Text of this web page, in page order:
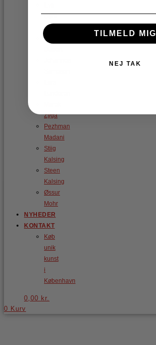
Dahl
Angaard
Gonzalo
Zyga
Pezhman
Madani
Stiig
Kalsing
Steen
Kalsing
Øssur
Mohr
NYHEDER
KONTAKT
Køb
unik
kunst
i
København
0,00 kr.
0 Kurv
TILMELD MIG
NEJ TAK